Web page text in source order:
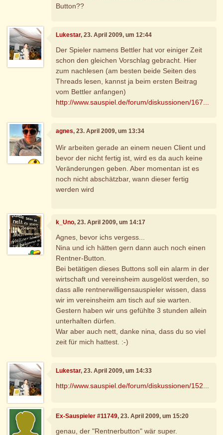
Button??
Lukestar, 23. April 2009, um 12:44
Der Spieler namens Bettler hat vor einiger Zeit
schon den gleichen Vorschlag gebracht. Hier
zum nachlesen (am besten beide Seiten des
Threads lesen, kannst ja beim ersten Beitrag
vom Bettler anfangen)
http://www.sauspiel.de/forum/diskussionen/167...
agnes, 23. April 2009, um 13:34
Wir arbeiten gerade an einem neuen Client und
bevor der nicht fertig ist, wird es da auch keine
Veränderungen geben. Aber momentan ist es
noch nicht abschätzbar, wann dieser fertig
werden wird
k_Uno, 23. April 2009, um 14:17
Agnes, bevor ichs vergess...
Nina und ich hätten gern dann auch noch einen
Rentner-Button.
Bei betätigen dieses Buttons soll ein alarm in der
wirtschaft und vereinsheim ausgelöst werden, so
dass alle rentnerwilligensauspieler wissen, dass
wir im vereinsheim am tisch auf sie warten.
Gestern haben wir uns gefühlte 3 stunden allein
unterhalten dürfen.
War aber auch nett, danke nina, dass du so viel
zeit für mich hattest. :-)
Lukestar, 23. April 2009, um 14:33
http://www.sauspiel.de/forum/diskussionen/152...
Ex-Sauspieler #11749, 23. April 2009, um 15:20
genau, der "Rentnerbutton" wär super.